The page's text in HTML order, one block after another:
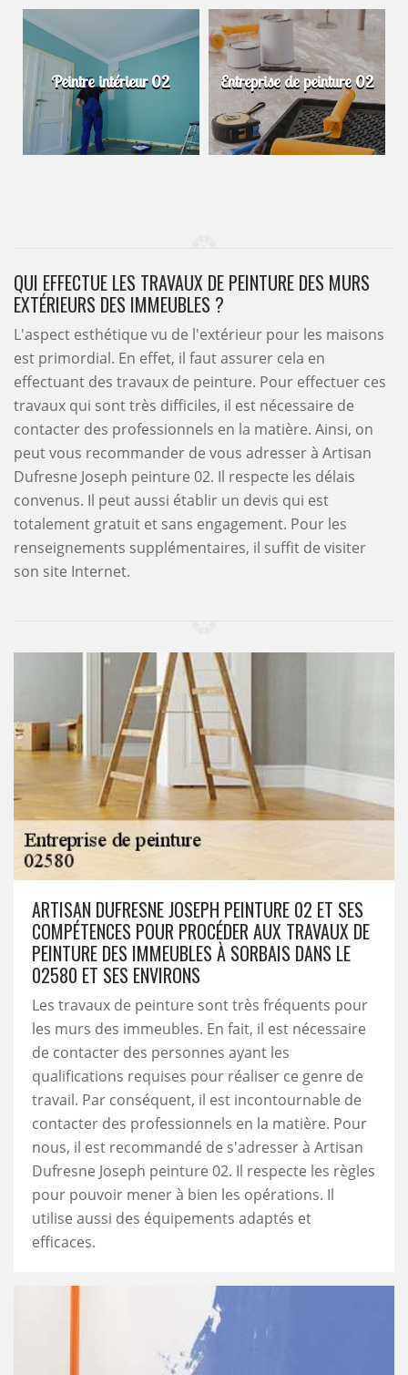
Peintre intérieur 02 Entreprise de peinture 02
QUI EFFECTUE LES TRAVAUX DE PEINTURE DES MURS
EXTÉRIEURS DES IMMEUBLES ?
L'aspect esthétique vu de l'extérieur pour les maisons
est primordial. En effet, il faut assurer cela en
effectuant des travaux de peinture. Pour effectuer ces
travaux qui sont très difficiles, il est nécessaire de
contacter des professionnels en la matière. Ainsi, on
peut vous recommander de vous adresser à Artisan
Dufresne Joseph peinture 02. Il respecte les délais
convenus. Il peut aussi établir un devis qui est
totalement gratuit et sans engagement. Pour les
renseignements supplémentaires, il suffit de visiter
son site Internet.
ARTISAN DUFRESNE JOSEPH PEINTURE 02 ET SES
COMPÉTENCES POUR PROCÉDER AUX TRAVAUX DE
PEINTURE DES IMMEUBLES À SORBAIS DANS LE
02580 ET SES ENVIRONS
Les travaux de peinture sont très fréquents pour
les murs des immeubles. En fait, il est nécessaire
de contacter des personnes ayant les
qualifications requises pour réaliser ce genre de
travail. Par conséquent, il est incontournable de
contacter des professionnels en la matière. Pour
nous, il est recommandé de s'adresser à Artisan
Dufresne Joseph peinture 02. Il respecte les règles
pour pouvoir mener à bien les opérations. Il
utilise aussi des équipements adaptés et
efficaces.